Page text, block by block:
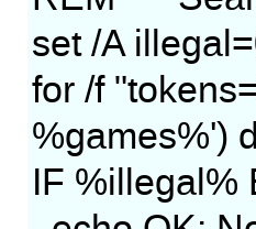
set /A
for /f
%games%')
IF %illegal%